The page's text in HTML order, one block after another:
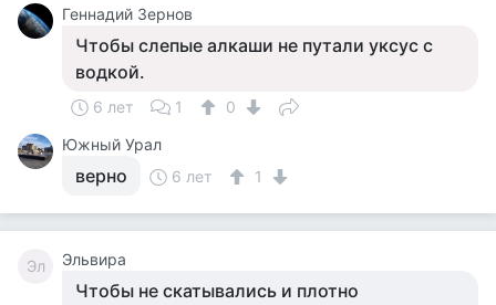
Геннадий Зернов
Чтобы слепые алкаши не путали уксус с
водкой.
6 лет 1
0
Южный Урал
верно 6 лет 1
Эл Эльвира
Чтобы не скатывались и плотно